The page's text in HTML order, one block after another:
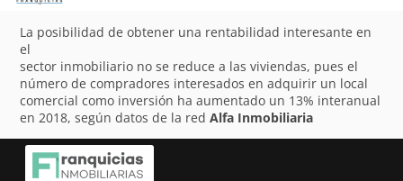
La posibilidad de obtener una rentabilidad interesante en
el
sector inmobiliario no se reduce a las viviendas, pues el
número de compradores interesados en adquirir un local
comercial como inversión ha aumentado un 13% interanual
en 2018, según datos de la redAlfa Inmobiliaria